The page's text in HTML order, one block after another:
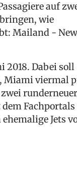
auf
wie
Mailand - New
2018. Dabei soll
Miami viermal
Fachportals
Jets